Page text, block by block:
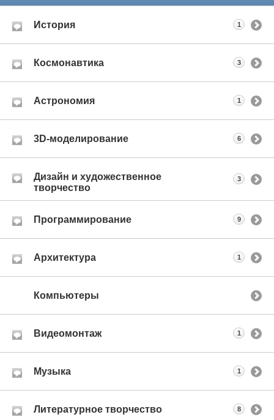
История 1
Космонавтика 3
Астрономия 1
3D-моделирование 6
Дизайн и художественное
творчество
3
Программирование 9
Архитектура 1
Компьютеры
Видеомонтаж 1
Музыка 1
Литературное творчество 8